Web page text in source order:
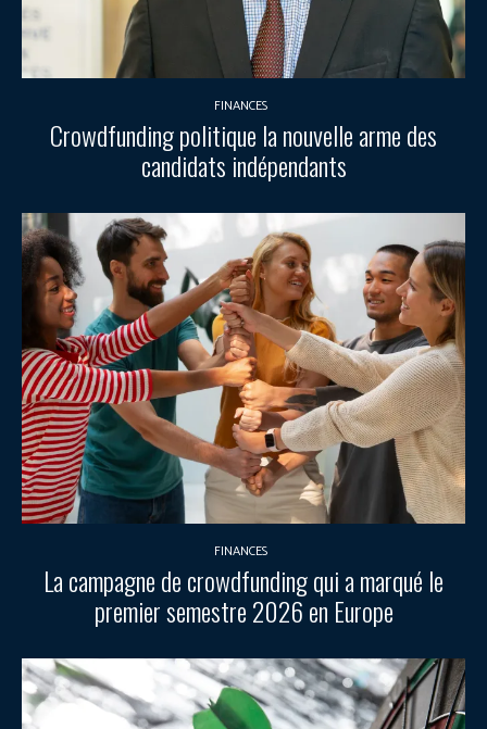
FINANCES
Crowdfunding politique la nouvelle arme des
candidats indépendants
FINANCES
La campagne de crowdfunding qui a marqué le
premier semestre 2026 en Europe